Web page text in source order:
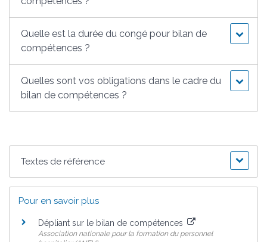
Quelle est la durée du congé pour bilan de
compétences ?
Quelles sont vos obligations dans le cadre du
bilan de compétences ?
Textes de référence
Pour en savoir plus
Dépliant sur le bilan de compétences
Association nationale pour la formation du personnel